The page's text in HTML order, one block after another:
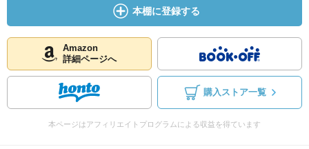
本棚に登録する
Amazon
詳細ページへ
購入ストア一覧
本ページはアフィリエイトプログラムによる収益を得ています